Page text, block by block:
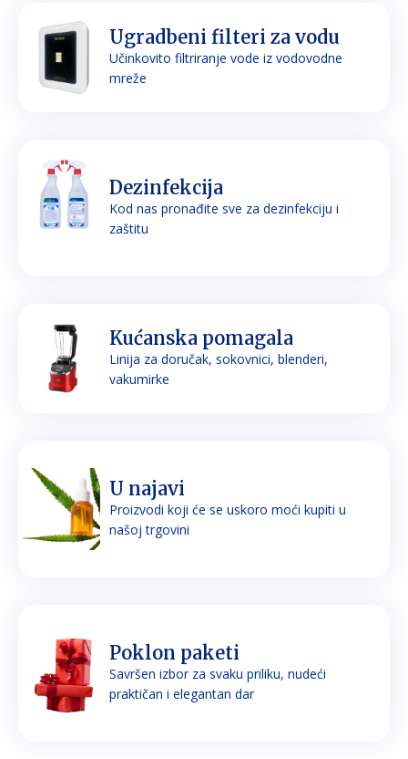
Ugradbeni filteri za vodu
Učinkovito filtriranje vode iz vodovodne
mreže
Dezinfekcija
Kod nas pronađite sve za dezinfekciju i
zaštitu
Kućanska pomagala
Linija za doručak, sokovnici, blenderi,
vakumirke
U najavi
Proizvodi koji će se uskoro moći kupiti u
našoj trgovini
Poklon paketi
Savršen izbor za svaku priliku, nudeći
praktičan i elegantan dar